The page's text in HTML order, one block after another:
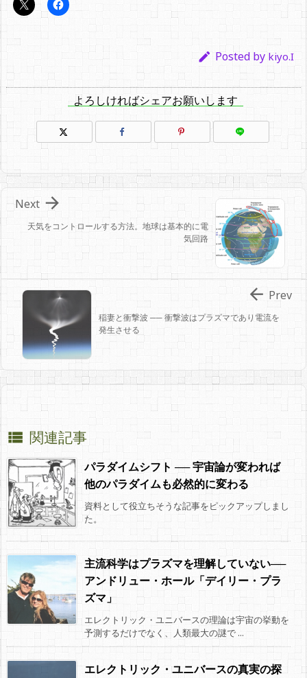
 Posted by kiyo.I
よろしければシェアお願いします
天気をコントロールする方法。地球は基本的に電
気回路

Next
稲妻と衝撃波 ── 衝撃波はプラズマであり電流を
発生させる
 Prev
 関連記事
パラダイムシフト ── 宇宙論が変われば
他のパラダイムも必然的に変わる
資料として役立ちそうな記事をピックアップしまし
た。
主流科学はプラズマを理解していない──
アンドリュー・ホール「デイリー・プラ
ズマ」
エレクトリック・ユニバースの理論は宇宙の挙動を
予測するだけでなく、人類最大の謎で ...
エレクトリック・ユニバースの真実の探